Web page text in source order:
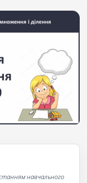
навчального